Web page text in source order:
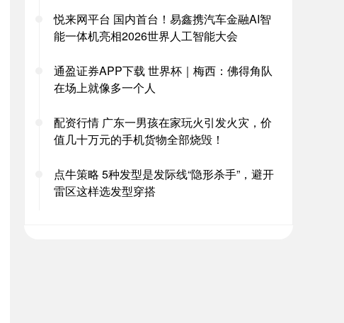
悦来网平台 国内首台！易鑫携汽车金融AI智
能一体机亮相2026世界人工智能大会
通盈证券APP下载 世界杯｜梅西：佛得角队
在场上就像多一个人
配资行情 广东一男孩在家玩火引发火灾，价
值几十万元的手机货物全部烧毁！
点牛策略 5种发型是发际线“隐形杀手”，避开
雷区这样选发型穿搭